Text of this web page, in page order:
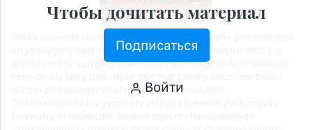
artýandygyny bellemeli. Muňa bolsa, dünýä möçberinde çig
nebite we ony çuň gaýtadan işlemegiň netijesinde öndürilýän
islegiň artýandygynyň alamaty diýip düşünilýär.
Чтобы дочитать материал
Подписаться
Войти